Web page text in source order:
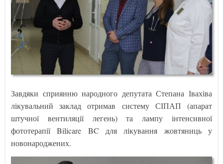
Завдяки сприянню народного депутата Степана Івахіва
лікувальний заклад отримав систему СІПАП (апарат
штучної вентиляції легень) та лампу інтенсивної
фототерапії Bilicare BC для лікування жовтяниць у
новонароджених.